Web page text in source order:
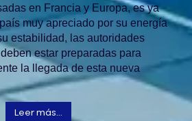
en Francia y Europa, es ya
muy apreciado por su energía
estabilidad, las autoridades
estar preparadas para
la llegada de esta nueva
Leer más...